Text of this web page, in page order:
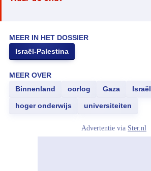
MEER IN HET DOSSIER
Israël-Palestina
MEER OVER
Binnenland
oorlog Gaza Israël
hoger onderwijs universiteiten
Advertentie via Ster.nl